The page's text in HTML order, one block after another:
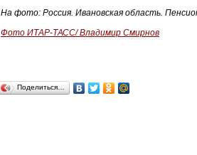
На фото: Россия. Ивановская область.
Фото ИТАР-ТАСС/ Владимир Смирнов
Поделиться…